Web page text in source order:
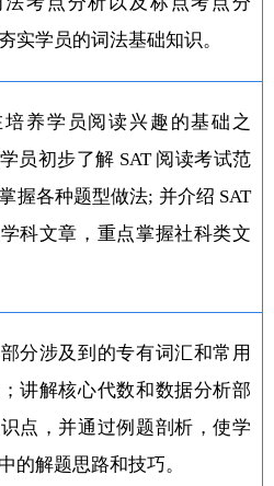
实学员的词法基础知识。
养学员阅读兴趣的基础之
员初步了解 SAT 阅读考试范
握各种题型做法; 并介绍 SAT
科文章，重点掌握社科类文
分涉及到的专有词汇和常用
讲解核心代数和数据分析部
点，并通过例题剖析，使学
的解题思路和技巧。